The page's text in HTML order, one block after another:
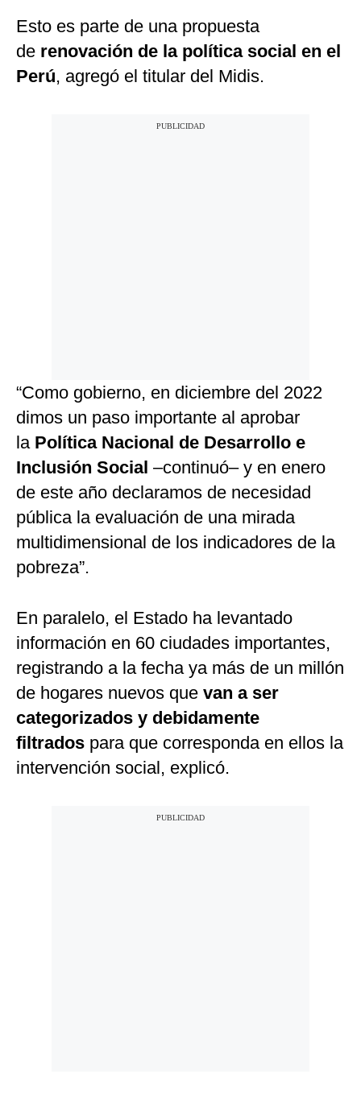
Esto es parte de una propuesta
de renovación de la política social en el
Perú, agregó el titular del Midis.
“Como gobierno, en diciembre del 2022
dimos un paso importante al aprobar
laPolítica Nacional de Desarrollo e
Inclusión Social –continuó– y en enero
de este año declaramos de necesidad
pública la evaluación de una mirada
multidimensional de los indicadores de la
pobreza”.
En paralelo, el Estado ha levantado
información en 60 ciudades importantes,
registrando a la fecha ya más de un millón
de hogares nuevos que van a ser
categorizados y debidamente
filtrados para que corresponda en ellos la
intervención social, explicó.